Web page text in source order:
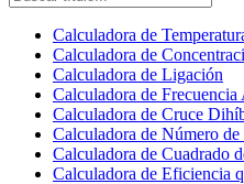
Calculadora de
Calculadora de
Calculadora de Ligación
Calculadora de Frecuencia
Calculadora de Cruce
Calculadora de Número
Calculadora de Cuadrado
Calculadora de Eficiencia